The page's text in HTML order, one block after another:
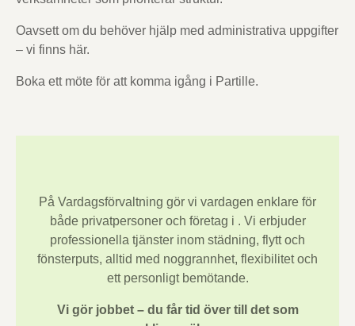
Oavsett om du behöver hjälp med administrativa uppgifter
– vi finns här.
Boka ett möte för att komma igång i Partille.
På Vardagsförvaltning gör vi vardagen enklare för
både privatpersoner och företag i . Vi erbjuder
professionella tjänster inom städning, flytt och
fönsterputs, alltid med noggrannhet, flexibilitet och
ett personligt bemötande.
Vi gör jobbet – du får tid över till det som